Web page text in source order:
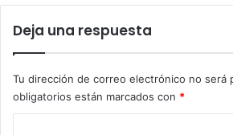
Deja una respuesta
Tu dirección de correo electrónico no será
obligatorios están marcados con *